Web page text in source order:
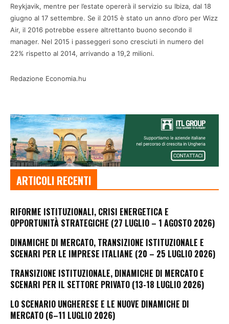
Reykjavik, mentre per l’estate opererà il servizio su Ibiza, dal 18
giugno al 17 settembre. Se il 2015 è stato un anno d’oro per Wizz
Air, il 2016 potrebbe essere altrettanto buono secondo il
manager. Nel 2015 i passeggeri sono cresciuti in numero del
22% rispetto al 2014, arrivando a 19,2 milioni.
Redazione Economia.hu
ARTICOLI RECENTI
RIFORME ISTITUZIONALI, CRISI ENERGETICA E
OPPORTUNITÀ STRATEGICHE (27 LUGLIO – 1 AGOSTO 2026)
DINAMICHE DI MERCATO, TRANSIZIONE ISTITUZIONALE E
SCENARI PER LE IMPRESE ITALIANE (20 – 25 LUGLIO 2026)
TRANSIZIONE ISTITUZIONALE, DINAMICHE DI MERCATO E
SCENARI PER IL SETTORE PRIVATO (13-18 LUGLIO 2026)
LO SCENARIO UNGHERESE E LE NUOVE DINAMICHE DI
MERCATO (6–11 LUGLIO 2026)